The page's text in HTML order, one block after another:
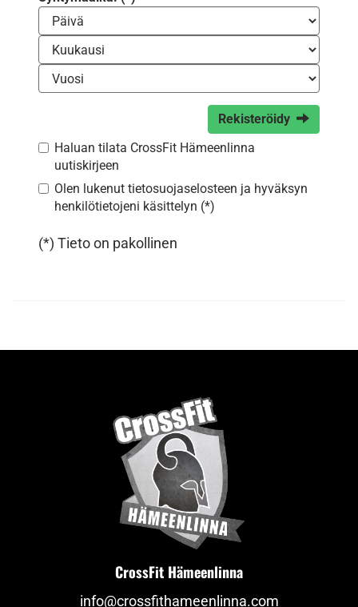
Rekisteröidy
Haluan tilata CrossFit Hämeenlinna
uutiskirjeen
Olen lukenut tietosuojaselosteen ja hyväksyn
henkilötietojeni käsittelyn (*)
(*) Tieto on pakollinen
CrossFit Hämeenlinna
info@crossfithameenlinna.com